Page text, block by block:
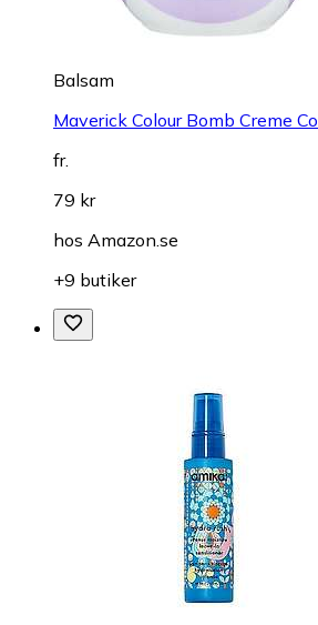
Balsam
Maverick Colour Bomb Creme
fr.
79 kr
hos Amazon.se
+9 butiker